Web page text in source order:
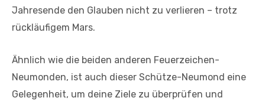
Jahresende den Glauben nicht zu verlieren – trotz
rückläufigem Mars.
Ähnlich wie die beiden anderen Feuerzeichen-
Neumonden, ist auch dieser Schütze-Neumond eine
Gelegenheit, um deine Ziele zu überprüfen und